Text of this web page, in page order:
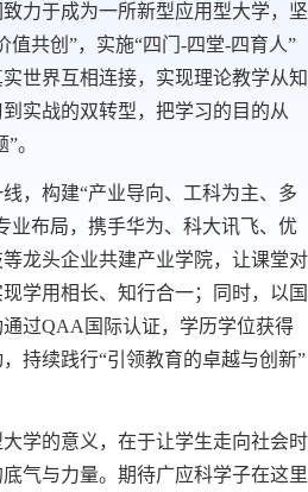
力于成为一所新型应用型大学，坚
值共创”，实施“四门-四堂-四育人”
世界互相连接，实现理论教学从知
实战的双转型，把学习的目的从
。
，构建“产业导向、工科为主、多
业布局，携手华为、科大讯飞、优
龙头企业共建产业学院，让课堂对
学用相长、知行合一；同时，以国
过QAA国际认证，学历学位获得
持续践行“引领教育的卓越与创新”
学的意义，在于让学生走向社会时
气与力量。期待广应科学子在这里